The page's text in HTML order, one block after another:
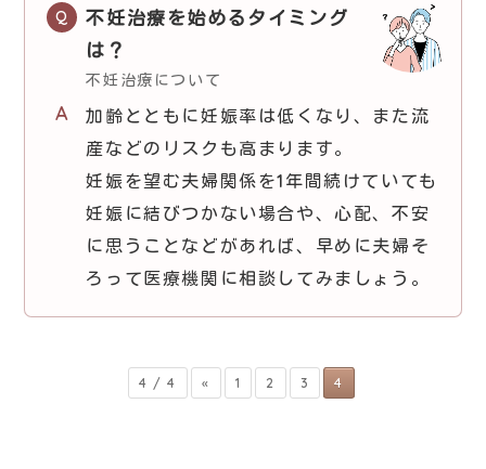
不妊治療を始めるタイミング
は？
不妊治療について
加齢とともに妊娠率は低くなり、また流
産などのリスクも高まります。
妊娠を望む夫婦関係を1年間続けていても
妊娠に結びつかない場合や、心配、不安
に思うことなどがあれば、早めに夫婦そ
ろって医療機関に相談してみましょう。
4 / 4 « 1 2 3 4